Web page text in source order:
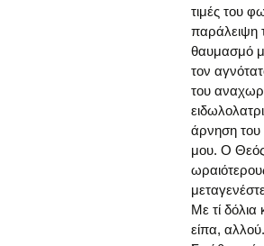
τιμές του
παράλειψη
θαυμασμό
τον
του
άρνηση του
μου. Ο
Με τί
είπα,